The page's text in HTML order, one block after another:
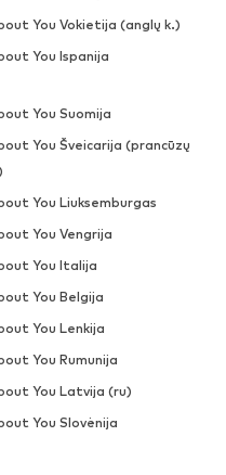
You Vokietija (anglų k.)
You Ispanija
You Suomija
You Šveicarija (prancūzų
You Liuksemburgas
You Vengrija
You Italija
You Belgija
You Lenkija
You Rumunija
You Latvija (ru)
You Slovėnija